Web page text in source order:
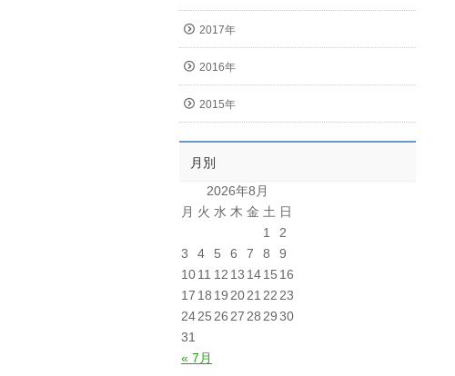
2017年
2016年
2015年
月別
2026年8月
月 火 水 木 金 土 日
« 7月
1
2
3
4 5 6 7 8
9
1011 12 13 1415 16
17 18 19 2021 22 23
2425 26 27 28 2930
31